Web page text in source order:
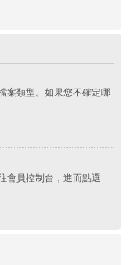
案類型。如果您不確定哪
會員控制台，進而點選